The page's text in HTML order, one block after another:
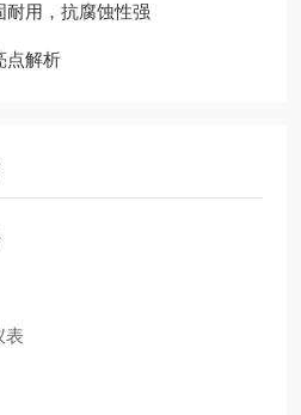
耐用，抗腐蚀性强
点解析
表